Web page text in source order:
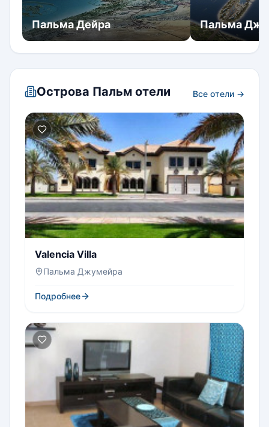
Пальма Дейра Пальма
Острова Пальм отели Все отели →
Valencia Villa
Пальма Джумейра
Подробнее